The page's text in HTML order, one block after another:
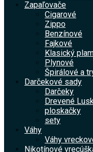
Zapaľovače
Cigarové
Zippo
Benzínové
Fajkové
Klasický
Plynové
Špirálové a
Darčekové sady
Darčeky
Drevené
ploskačky
sety
Váhy
Váhy
Nikotínové